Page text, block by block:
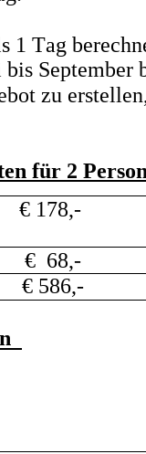
1 Tag
September
zu
für 2
€ 178,-
€  68,-
€ 586,-